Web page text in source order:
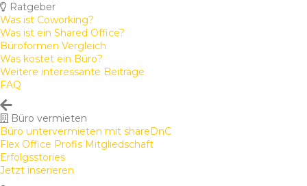
Ratgeber
Was ist Coworking?
Was ist ein Shared Office?
Büroformen Vergleich
Was kostet ein Büro?
Weitere interessante Beiträge
FAQ
Büro vermieten
Büro untervermieten mit shareDnC
Flex Office Profis Mitgliedschaft
Erfolgsstories
Jetzt inserieren